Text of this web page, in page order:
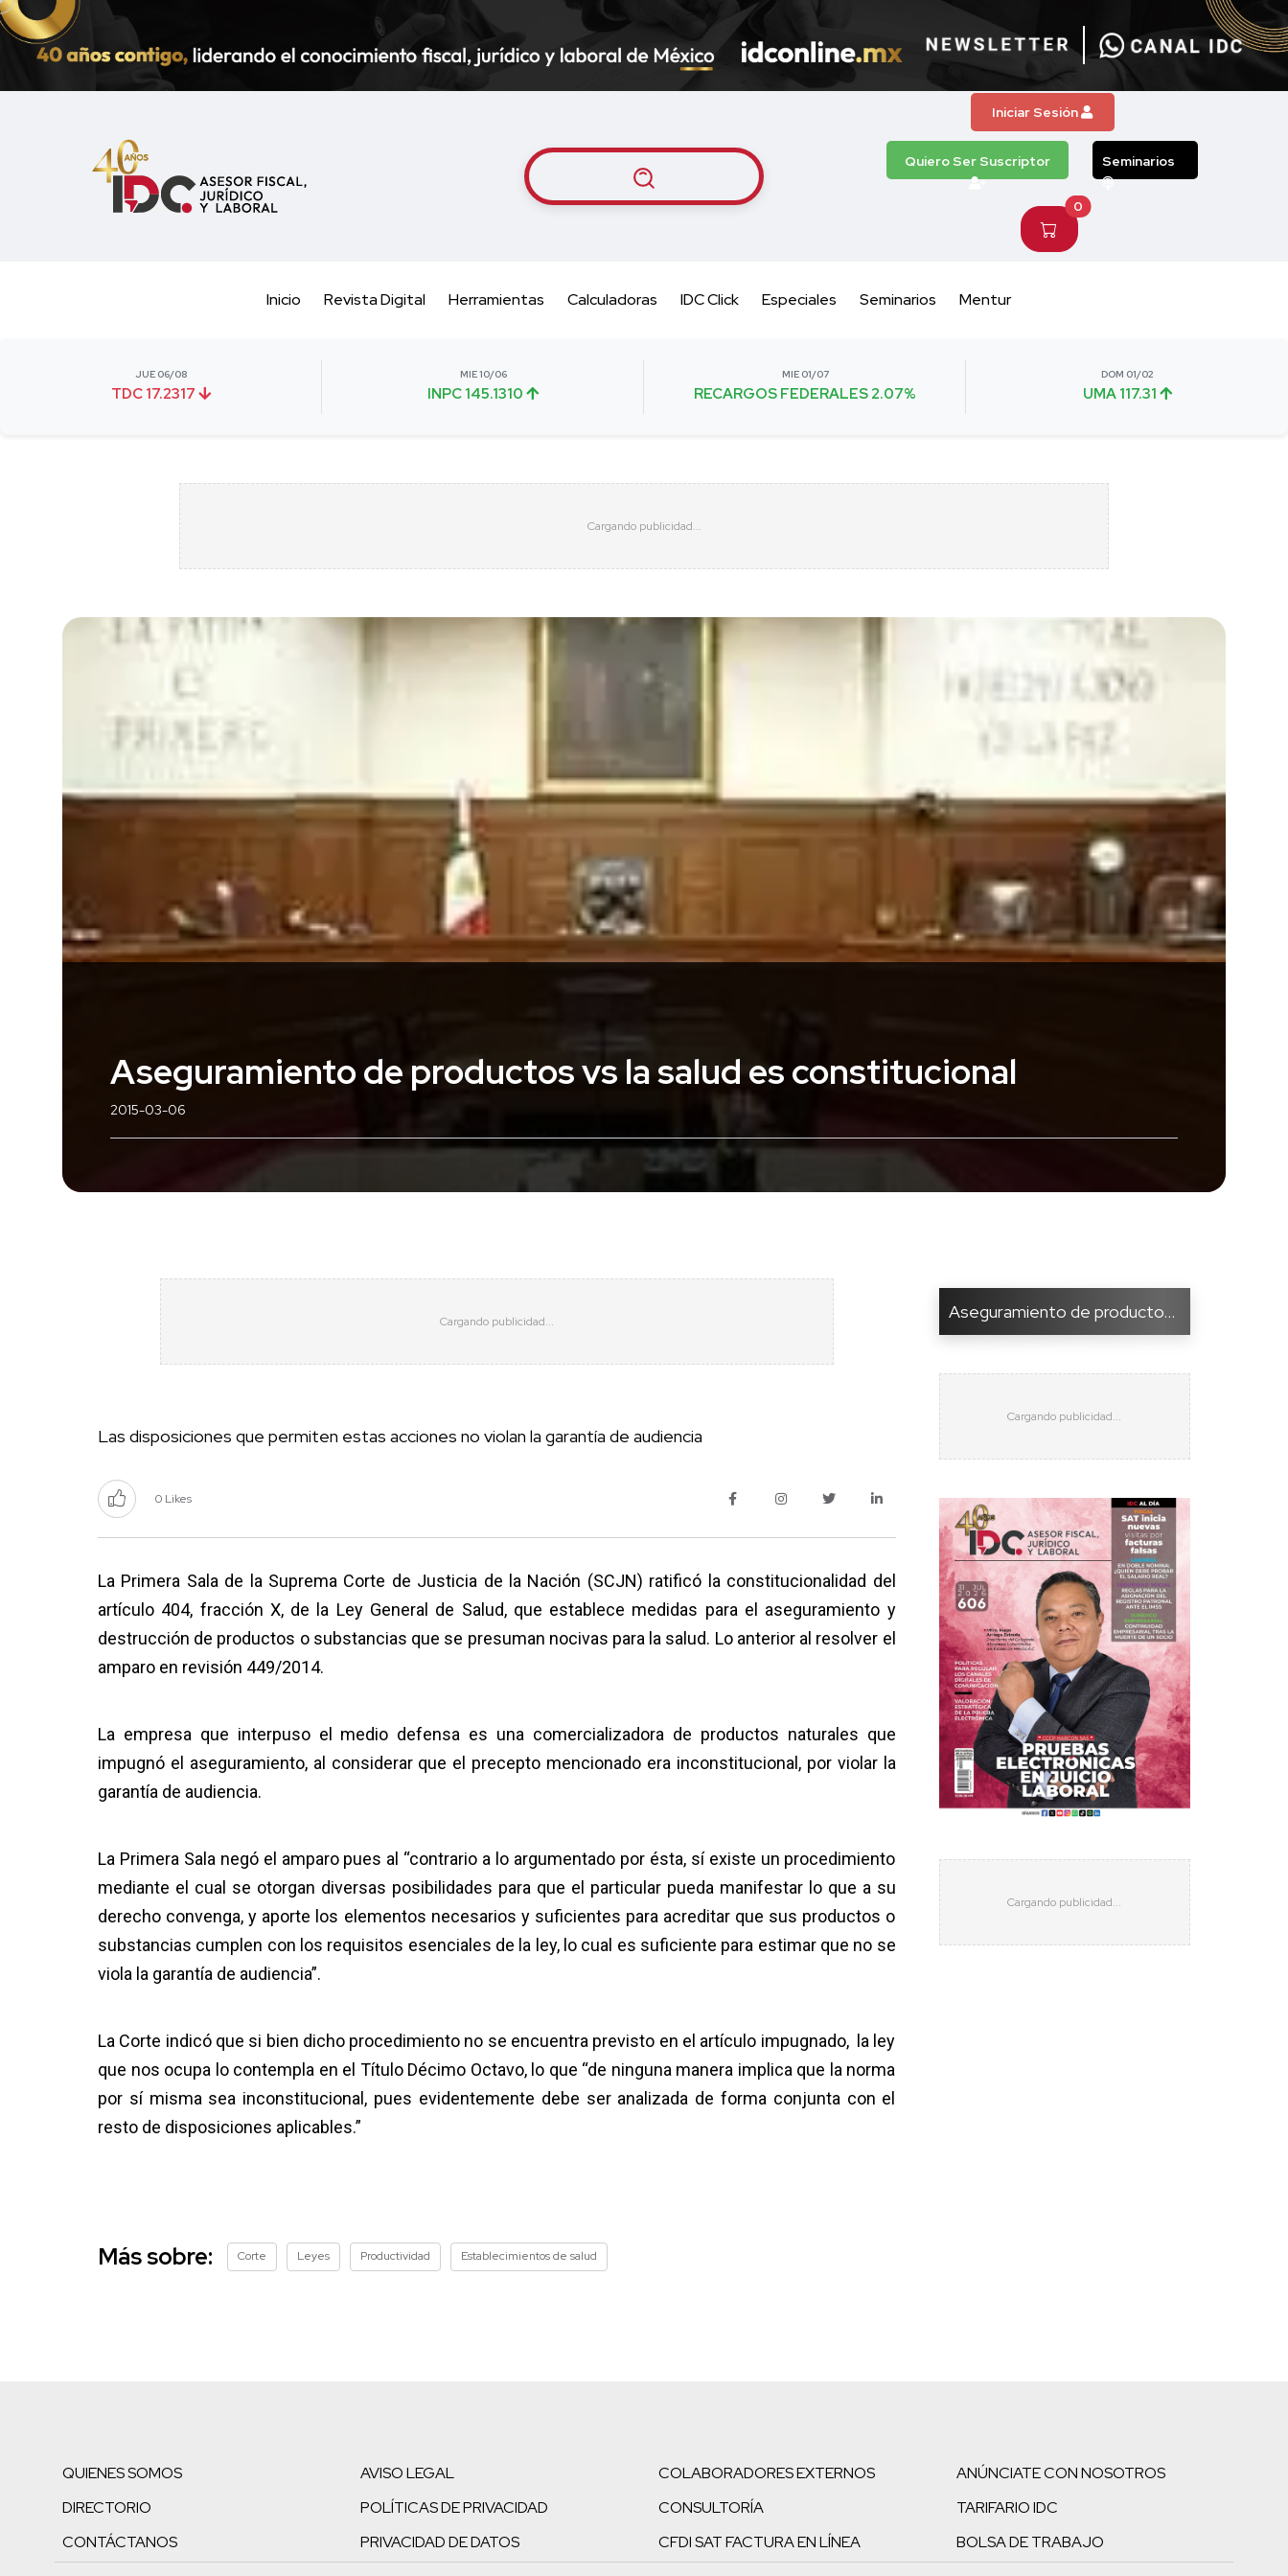
Iniciar Sesión
Quiero Ser Suscriptor Seminarios
0
Inicio Revista Digital Herramientas Calculadoras IDC Click Especiales Seminarios Mentur
JUE 06/08
TDC 17.2317
MIE 10/06
INPC 145.1310
MIE 01/07
RECARGOS FEDERALES 2.07%
DOM 01/02
UMA 117.31
Aseguramiento de productos vs la salud es constitucional
2015-03-06
Las disposiciones que permiten estas acciones no violan la garantía de audiencia
0 Likes
La Primera Sala de la Suprema Corte de Justicia de la Nación (SCJN) ratificó la constitucionalidad del
artículo 404, fracción X, de la Ley General de Salud, que establece medidas para el aseguramiento y
destrucción de productos o substancias que se presuman nocivas para la salud. Lo anterior al resolver el
amparo en revisión 449/2014.
La empresa que interpuso el medio defensa es una comercializadora de productos naturales que
impugnó el aseguramiento, al considerar que el precepto mencionado era inconstitucional, por violar la
garantía de audiencia.
La Primera Sala negó el amparo pues al “contrario a lo argumentado por ésta, sí existe un procedimiento
mediante el cual se otorgan diversas posibilidades para que el particular pueda manifestar lo que a su
derecho convenga, y aporte los elementos necesarios y suficientes para acreditar que sus productos o
substancias cumplen con los requisitos esenciales de la ley, lo cual es suficiente para estimar que no se
viola la garantía de audiencia”.
La Corte indicó que si bien dicho procedimiento no se encuentra previsto en el artículo impugnado, la ley
que nos ocupa lo contempla en el Título Décimo Octavo, lo que “de ninguna manera implica que la norma
por sí misma sea inconstitucional, pues evidentemente debe ser analizada de forma conjunta con el
resto de disposiciones aplicables.”
Aseguramiento de producto...
Más sobre: Corte Leyes Productividad Establecimientos de salud
QUIENES SOMOS
DIRECTORIO
CONTÁCTANOS
AVISO LEGAL
POLÍTICAS DE PRIVACIDAD
PRIVACIDAD DE DATOS
COLABORADORES EXTERNOS
CONSULTORÍA
CFDI SAT FACTURA EN LÍNEA
ANÚNCIATE CON NOSOTROS
TARIFARIO IDC
BOLSA DE TRABAJO